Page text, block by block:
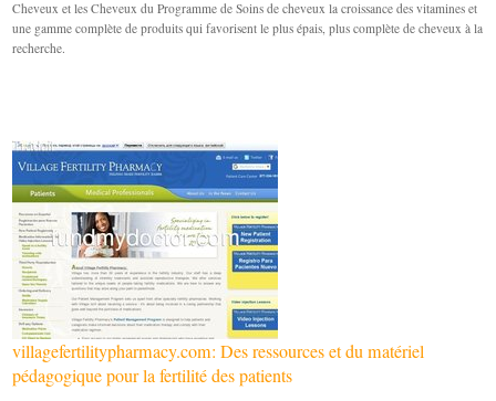
Cheveux et les Cheveux du Programme de Soins de cheveux la croissance des vitamines et
une gamme complète de produits qui favorisent le plus épais, plus complète de cheveux à la
recherche.
villagefertilitypharmacy.com: Des ressources et du matériel
pédagogique pour la fertilité des patients